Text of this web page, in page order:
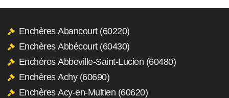
Enchères Abancourt (60220)
Enchères Abbécourt (60430)
Enchères Abbeville-Saint-Lucien (60480)
Enchères Achy (60690)
Enchères Acy-en-Multien (60620)